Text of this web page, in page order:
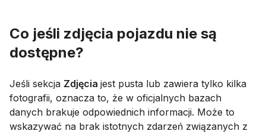
Co jeśli zdjęcia pojazdu nie są
dostępne?
Jeśli sekcja Zdjęcia jest pusta lub zawiera tylko kilka
fotografii, oznacza to, że w oficjalnych bazach
danych brakuje odpowiednich informacji. Może to
wskazywać na brak istotnych zdarzeń związanych z